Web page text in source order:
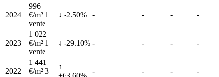
2024
996
€/m² 1
vente
↓ -2.50% - - - -
2023
1 022
€/m² 1
vente
↓ -29.10% - - - -
2022
1 441
€/m² 3
↑
+63.60%
- - - -